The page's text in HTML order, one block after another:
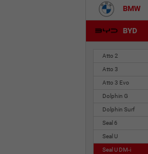
BMW
BYD
Atto 2
Atto 3
Atto 3 Evo
Dolphin G
Dolphin Surf
Seal 6
Seal U
Seal U DM-i